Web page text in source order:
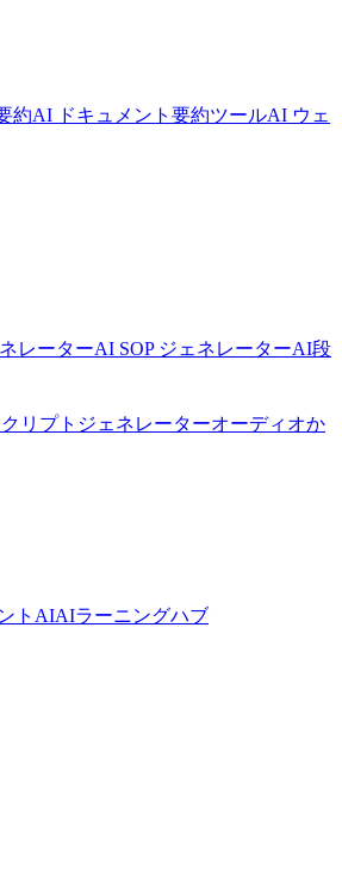
約AI ドキュメント要約ツールAI ウェ
レーターAI SOP ジェネレーターAI段
リプトジェネレーターオーディオか
トAIAIラーニングハブ